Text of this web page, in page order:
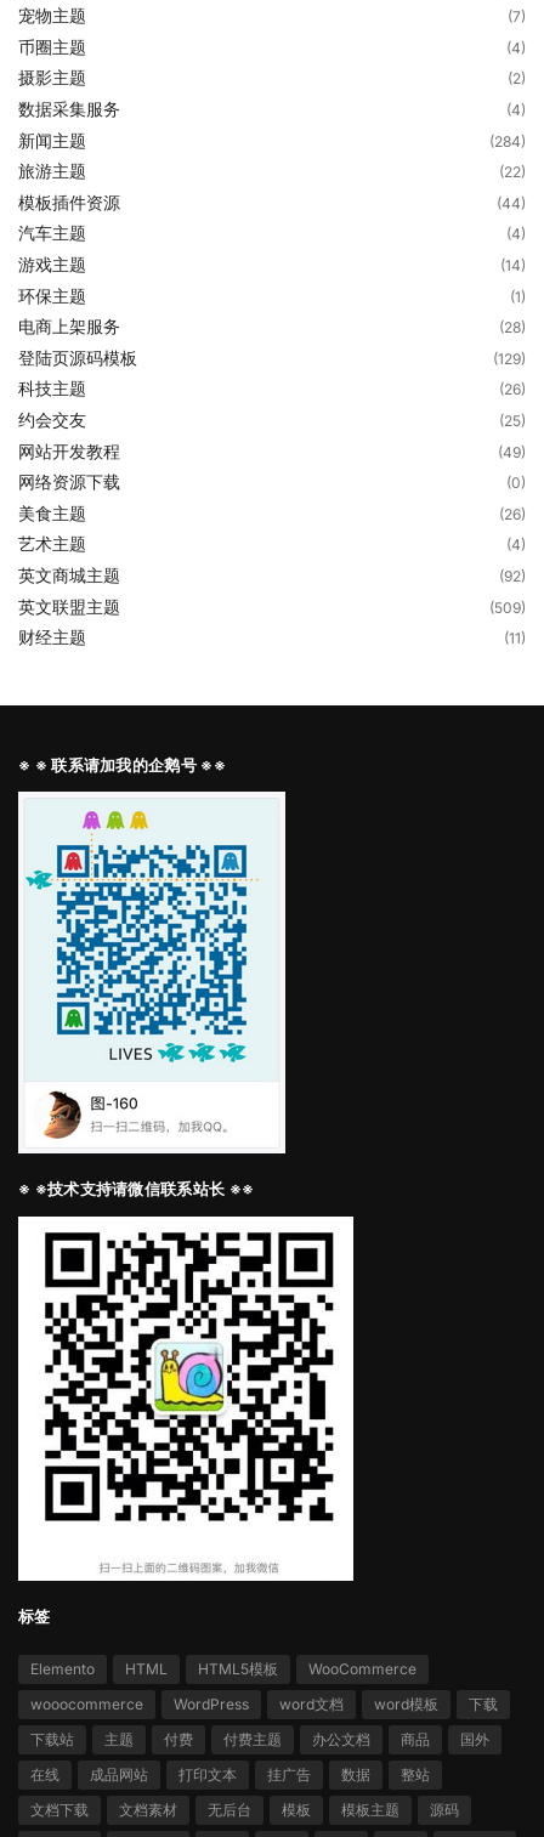
宠物主题 (7)
币圈主题 (4)
摄影主题 (2)
数据采集服务 (4)
新闻主题 (284)
旅游主题 (22)
模板插件资源 (44)
汽车主题 (4)
游戏主题 (14)
环保主题 (1)
电商上架服务 (28)
登陆页源码模板 (129)
科技主题 (26)
约会交友 (25)
网站开发教程 (49)
网络资源下载 (0)
美食主题 (26)
艺术主题 (4)
英文商城主题 (92)
英文联盟主题 (509)
财经主题 (11)
※ ※ 联系请加我的企鹅号 ※※
※ ※技术支持请微信联系站长 ※※
标签
Elemento HTML HTML5模板
WooCommerce
wooocommerce
WordPress word文档 word模板
下载
下载站
主题 付费 付费主题 办公文档 商品
国外
在线
成品网站 打印文本 挂广告 数据
整站
文档下载
文档素材 无后台 模板 模板主题
源码